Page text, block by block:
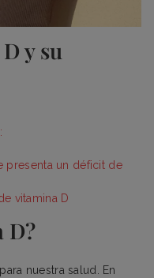
y su
presenta un déficit de
vitamina D
D?
nuestra salud. En